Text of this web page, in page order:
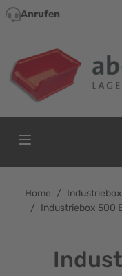
Direkt zum Inhalt
Anrufen
Home /
/ Industriebox 500